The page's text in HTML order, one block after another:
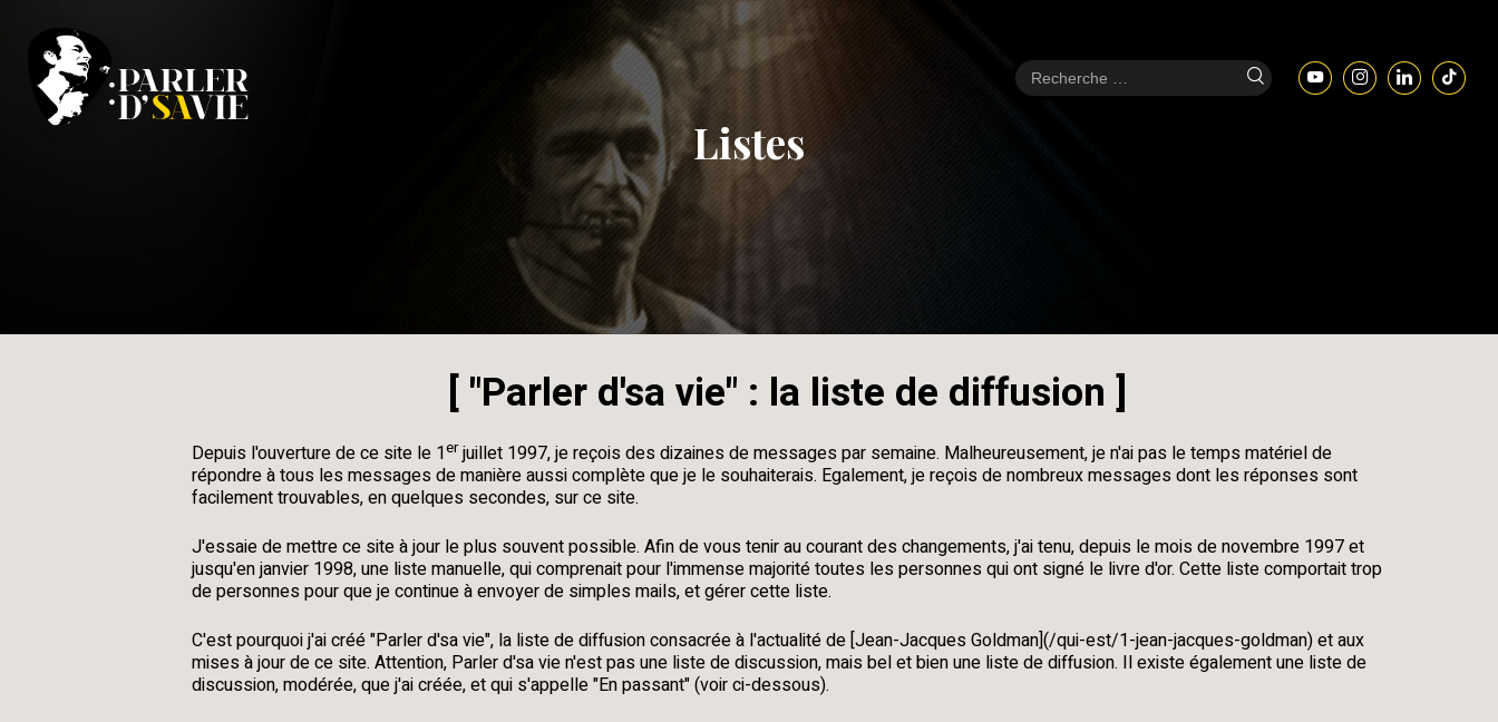
Listes
["Parler d'sa vie" : la liste de diffusion ]
Depuis l'ouverture de ce site le 1erjuillet 1997, je reçois des dizaines de messages par semaine. Malheureusement, je n'ai pas le temps matériel de
répondre à tous les messages de manière aussi complète que je le souhaiterais. Egalement, je reçois de nombreux messages dont les réponses sont
facilement trouvables, en quelques secondes, sur ce site.
J'essaie de mettre ce site à jour le plus souvent possible. Afin de vous tenir au courant des changements, j'ai tenu, depuis le mois de novembre 1997 et
jusqu'en janvier 1998, une liste manuelle, qui comprenait pour l'immense majorité toutes les personnes qui ont signé le livre d'or. Cette liste comportait trop
de personnes pour que je continue à envoyer de simples mails, et gérer cette liste.
C'est pourquoi j'ai créé"Parler d'sa vie", la liste de diffusion consacrée à l'actualité de [Jean-Jacques Goldman](/qui-est/1-jean-jacques-goldman) et aux
mises à jour de ce site. Attention, Parler d'sa vien'est pas une liste dediscussion, mais bel et bien une liste dediffusion. Il existe également une liste de
discussion,modérée, que j'ai créée, et qui s'appelle"En passant"(voir ci-dessous).